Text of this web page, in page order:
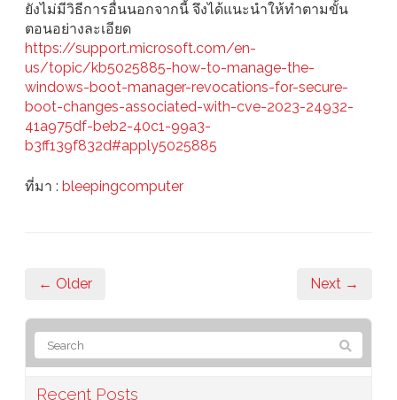
ยังไม่มีวิธีการอื่นนอกจากนี้ จึงได้แนะนำให้ทำตามขั้น
ตอนอย่างละเอียด
https://support.microsoft.com/en-
us/topic/kb5025885-how-to-manage-the-
windows-boot-manager-revocations-for-secure-
boot-changes-associated-with-cve-2023-24932-
41a975df-beb2-40c1-99a3-
b3ff139f832d#apply5025885
ที่มา : bleepingcomputer
← Older Next →
Recent Posts